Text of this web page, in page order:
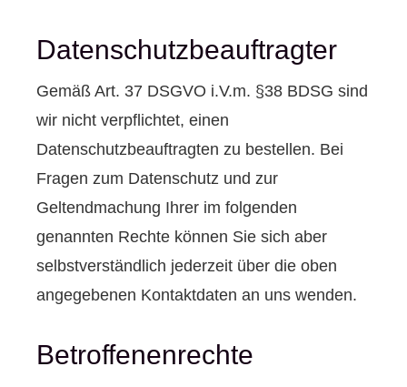
Datenschutzbeauftragter
Gemäß Art. 37 DSGVO i.V.m. §38 BDSG sind
wir nicht verpflichtet, einen
Datenschutzbeauftragten zu bestellen. Bei
Fragen zum Datenschutz und zur
Geltendmachung Ihrer im folgenden
genannten Rechte können Sie sich aber
selbstverständlich jederzeit über die oben
angegebenen Kontaktdaten an uns wenden.
Betroffenenrechte